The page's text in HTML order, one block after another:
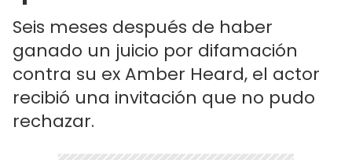
Seis meses después de haber
ganado un juicio por difamación
contra su ex Amber Heard, el actor
recibió una invitación que no pudo
rechazar.